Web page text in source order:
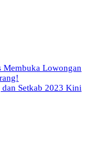
Membuka Lowongan
Setkab 2023 Kini